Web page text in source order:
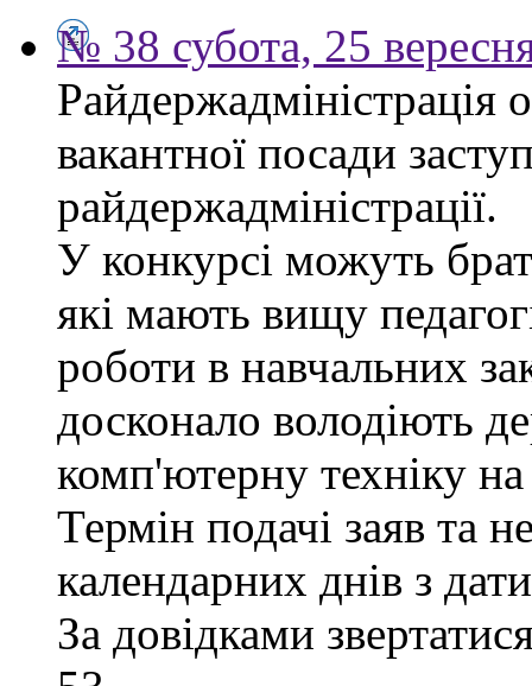
№ 38 субота, 25
Райдержадміністрація
вакантної посади
райдержадміністрації.
У конкурсі можуть
які мають вищу
роботи в навчальних
досконало володіють
комп'ютерну техніку на
Термін подачі заяв та
календарних днів з
За довідками